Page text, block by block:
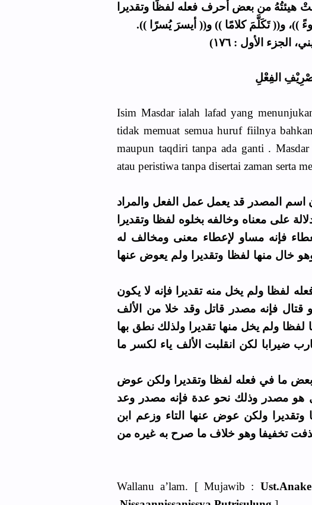
هيئتُهُ من بعض أحرف فعله لفظًا وتقديرا
و(( تَكَلَّمَ كلامًا )) و(( أيسرَ يُسرًا )).
الأول : ١٧٦)
الفِعْلِ
Isim Masdar ialah lafad yang
tidak memuat semua huruf fiilnya
maupun taqdiri tanpa ada ganti .
atau peristiwa tanpa disertai zaman serta
المصدر قد يعمل عمل الفعل والمراد
على معناه وخالفه بخلوه لفظا وتقديرا
فإنه مساو لإعطاء معنى ومخالف له
خال منها لفظا وتقديرا ولم يعوض عنها
لفظا ولم يخل منه تقديرا فإنه لا يكون
فإنه مصدر قاتل وقد خلا من الألف
لفظا ولم يخل منها تقديرا ولذلك نطق بها
ضيرابا لكن انقلبت الألف ياء لكسر ما
ما في فعله لفظا وتقديرا ولكن عوض
مصدر وذلك نحو عدة فإنه مصدر وعد
ولكن عوض عنها التاء وزعم ابن
تخفيفا وهو خلاف ما صرح به غيره من
Wallanu a’lam. [ Mujawib :